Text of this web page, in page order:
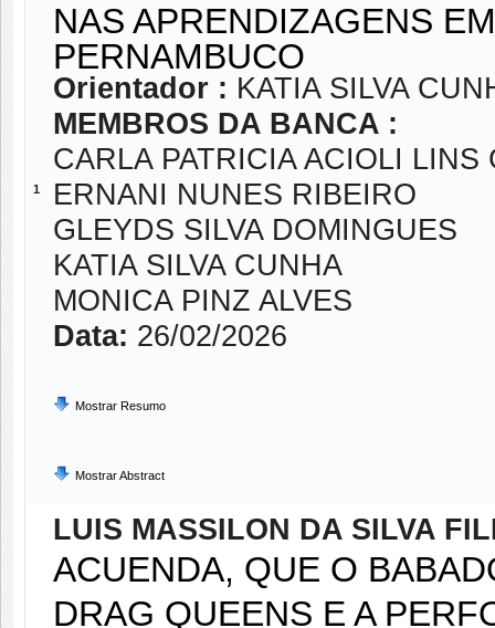
1
NAS APRENDIZAGENS
PERNAMBUCO
Orientador : KATIA SILVA
MEMBROS DA BANCA :
CARLA PATRICIA ACIOLI LINS
ERNANI NUNES RIBEIRO
GLEYDS SILVA DOMINGUES
KATIA SILVA CUNHA
MONICA PINZ ALVES
Data: 26/02/2026
Mostrar Resumo
Mostrar Abstract
LUIS MASSILON DA SILVA
ACUENDA, QUE O
DRAG QUEENS E A